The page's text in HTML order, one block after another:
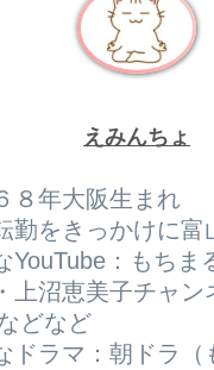
えみんちょ
８年大阪生まれ
勤をきっかけに富
YouTube：もちま
上沼恵美子チャン
どなど
ドラマ：朝ドラ（